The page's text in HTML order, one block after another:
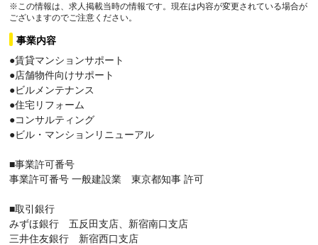
※この情報は、求人掲載当時の情報です。現在は内容が変更されている場合が
ございますのでご注意ください。
事業内容
●賃貸マンションサポート
●店舗物件向けサポート
●ビルメンテナンス
●住宅リフォーム
●コンサルティング
●ビル・マンションリニューアル
■事業許可番号
事業許可番号 一般建設業 東京都知事 許可
■取引銀行
みずほ銀行 五反田支店、新宿南口支店
三井住友銀行 新宿西口支店